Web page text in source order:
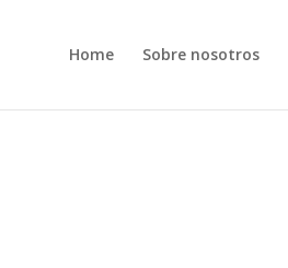
Home Sobre nosotros